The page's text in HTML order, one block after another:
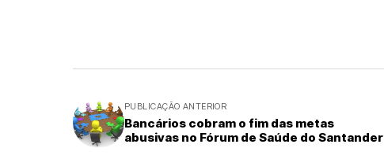
PUBLICAÇÃO ANTERIOR
Bancários cobram o fim das metas
abusivas no Fórum de Saúde do Santander